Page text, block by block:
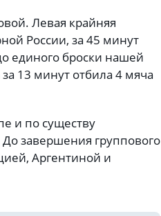
Левая крайняя
России, за 45 минут
единого броски нашей
13 минут отбила 4 мяча
и по существу
завершения группового
Аргентиной и